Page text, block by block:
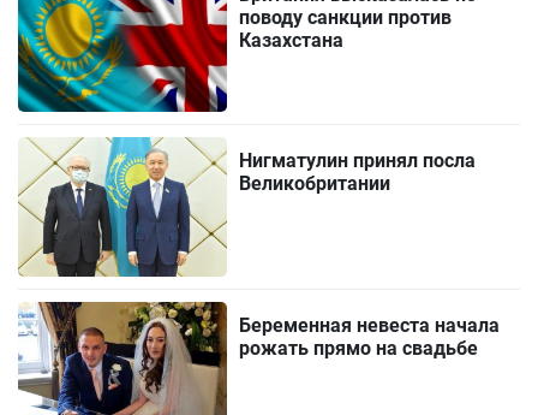
поводу санкции против
Казахстана
Нигматулин принял посла
Великобритании
Беременная невеста начала
рожать прямо на свадьбе